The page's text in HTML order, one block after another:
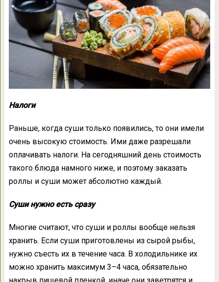
Налоги
Раньше, когда суши только появились, то они имели
очень высокую стоимость. Ими даже разрешали
оплачивать налоги. На сегодняшний день стоимость
такого блюда намного ниже, и поэтому заказать
роллы и суши может абсолютно каждый.
Суши нужно есть сразу
Многие считают, что суши и роллы вообще нельзя
хранить. Если суши приготовлены из сырой рыбы,
нужно съесть их в течение часа. В холодильнике их
можно хранить максимум 3–4 часа, обязательно